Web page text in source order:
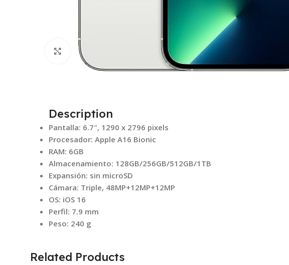
Click to enlarge
Description
Pantalla: 6.7″, 1290 x 2796 pixels
Procesador: Apple A16 Bionic
RAM: 6GB
Almacenamiento: 128GB/256GB/512GB/1TB
Expansión: sin microSD
Cámara: Triple, 48MP+12MP+12MP
OS: iOS 16
Perfil: 7.9 mm
Peso: 240 g
Related Products